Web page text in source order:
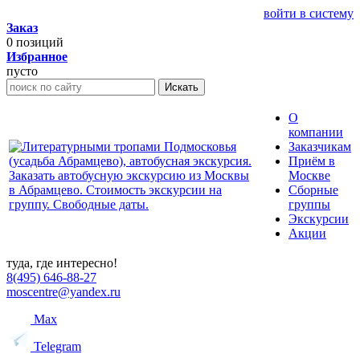
войти в систему
Заказ
0 позиций
Избранное
пусто
Искать
О
компании
Заказчикам
Приём в
Москве
Сборные
группы
Экскурсии
Акции
туда, где интересно!
8(495) 646-88-27
moscentre@yandex.ru
Max
Telegram